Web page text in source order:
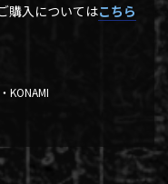
購入についてはこちら
KONAMI